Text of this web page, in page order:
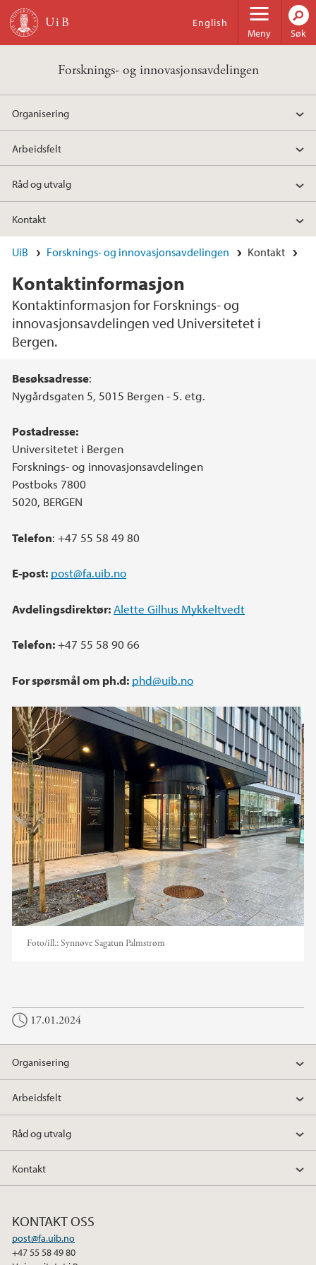
Hopp til hovedinnhold
Meny
English
Søk
Forsknings- og innovasjonsavdelingen
Organisering
Arbeidsfelt
Råd og utvalg
Kontakt
UiB Forsknings- og innovasjonsavdelingen Kontakt
Kontaktinformasjon
Kontaktinformasjon for Forsknings- og
innovasjonsavdelingen ved Universitetet i
Bergen.
Hovedinnhold
Besøksadresse:
Nygårdsgaten 5, 5015 Bergen - 5. etg.
Postadresse:
Universitetet i Bergen
Forsknings- og innovasjonsavdelingen
Postboks 7800
5020, BERGEN
Telefon: +47 55 58 49 80
E-post: post@fa.uib.no
Avdelingsdirektør: Alette Gilhus Mykkeltvedt
Telefon:+47 55 58 90 66
For spørsmål om ph.d: phd@uib.no
Foto/ill.:Synnøve Sagatun Palmstrøm
17.01.2024
Organisering
Arbeidsfelt
Råd og utvalg
Kontakt
KONTAKT OSS
post@fa.uib.no
+47 55 58 49 80